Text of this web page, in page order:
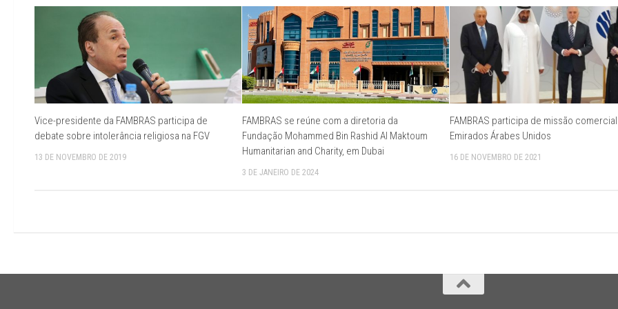
Vice-presidente da FAMBRAS participa de
debate sobre intolerância religiosa na FGV
13 DE NOVEMBRO DE 2019
FAMBRAS se reúne com a diretoria da
Fundação Mohammed Bin Rashid Al Maktoum
Humanitarian and Charity, em Dubai
3 DE JANEIRO DE 2024
FAMBRAS participa de missão
Emirados Árabes Unidos
16 DE NOVEMBRO DE 2021